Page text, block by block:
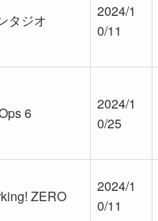
タジオ
2024/1
0/11
6
2024/1
0/25
ZERO
2024/1
0/11